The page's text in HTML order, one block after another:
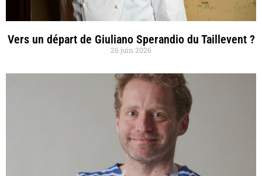
Vers un départ de Giuliano Sperandio du Taillevent ?
26 juin 2026